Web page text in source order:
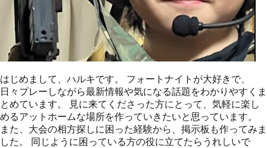
はじめまして、 ハルキです。
フォートナイトが大好きで、
日々プレーしながら最新情報や気になる話題をわかりやすくま
とめています。
見に来てくださった方にとって、気軽に楽し
めるアットホームな場所を作っていきたいと思っています。
また、 大会の相方探しに困った経験から、掲示板も作ってみま
した。
同じように困っている方の役に立てたらうれしいで